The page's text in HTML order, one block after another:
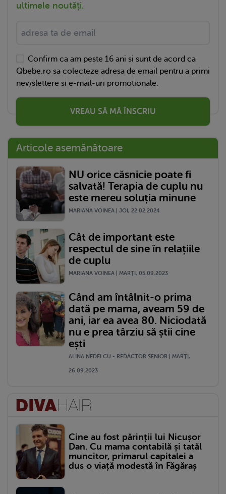
ultimele noutăți.
Confirm ca am peste 16 ani si sunt de acord ca
Qbebe.ro sa colecteze adresa de email pentru a primi
newslettere si e-mail-uri promotionale.
VREAU SĂ MĂ ÎNSCRIU
Articole asemănătoare
NU orice căsnicie poate fi
salvată! Terapia de cuplu nu
este mereu soluția minune
MARIANA VOINEA | JOI, 22.02.2024
Cât de important este
respectul de sine în relațiile
de cuplu
MARIANA VOINEA | MARŢI, 05.09.2023
Când am întâlnit-o prima
dată pe mama, aveam 59 de
ani, iar ea avea 80. Niciodată
nu e prea târziu să știi cine
ești
ALINA NEDELCU - REDACTOR SENIOR | MARŢI,
26.09.2023
Cine au fost părinții lui Nicușor
Dan. Cu mama contabilă și tatăl
muncitor, primarul capitalei a
dus o viață modestă în Făgăraș